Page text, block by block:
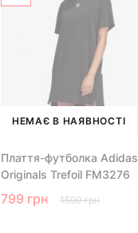
НЕМАЄ В НАЯВНОСТІ
Плаття-футболка Аdidas
Originals Trefoil FM3276
799 грн 1599 грн